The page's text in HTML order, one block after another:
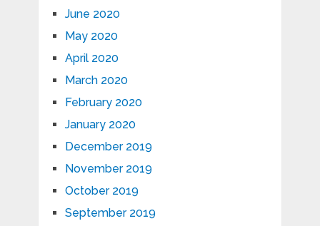
June 2020
May 2020
April 2020
March 2020
February 2020
January 2020
December 2019
November 2019
October 2019
September 2019